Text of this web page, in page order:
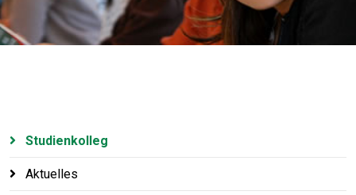
Studienkolleg
Aktuelles